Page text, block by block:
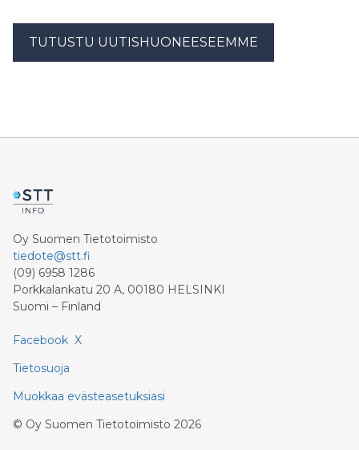
TUTUSTU UUTISHUONEESEEMME
Oy Suomen Tietotoimisto
tiedote@stt.fi
(09) 6958 1286
Porkkalankatu 20 A, 00180 HELSINKI
Suomi – Finland
Facebook X
Tietosuoja
Muokkaa evästeasetuksiasi
© Oy Suomen Tietotoimisto 2026